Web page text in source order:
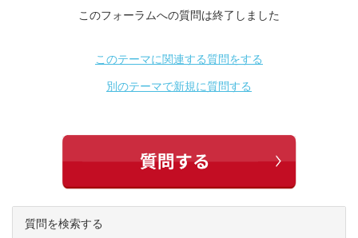
このフォーラムへの質問は終了しました
このテーマに関連する質問をする
別のテーマで新規に質問する
質問を検索する